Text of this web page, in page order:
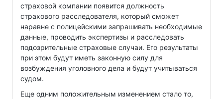
страховой компании появится должность
страхового расследователя, который сможет
наравне с полицейскими запрашивать необходимые
данные, проводить экспертизы и расследовать
подозрительные страховые случаи. Его результаты
при этом будут иметь законную силу для
возбуждения уголовного дела и будут учитываться
судом.
Еще одним положительным изменением стало то,